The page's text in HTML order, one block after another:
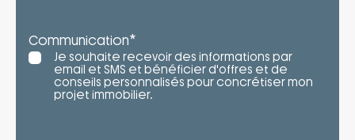
Communication*
Je souhaite recevoir des informations par
email et SMS et bénéficier d'offres et de
conseils personnalisés pour concrétiser mon
projet immobilier.